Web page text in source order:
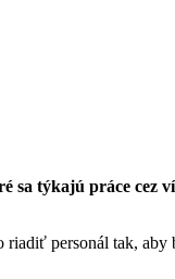
týkajú práce cez
personál tak,